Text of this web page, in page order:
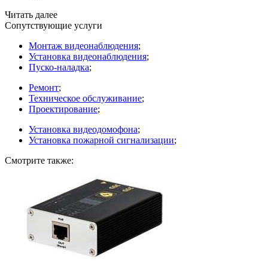
Читать далее
Сопутствующие услуги
Монтаж видеонаблюдения;
Установка видеонаблюдения;
Пуско-наладка;
Ремонт;
Техническое обслуживание;
Проектирование;
Установка видеодомофона;
Установка пожарной сигнализации;
Смотрите также: